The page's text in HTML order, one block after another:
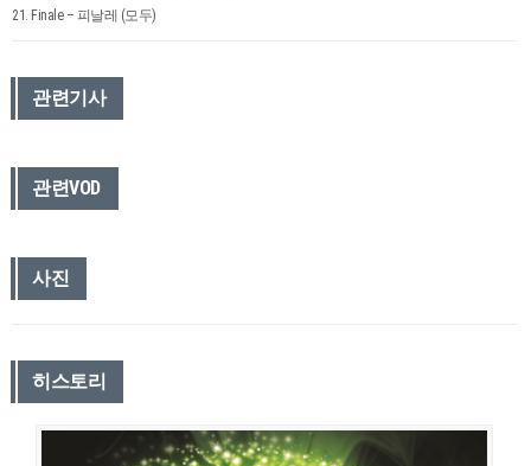
21. Finale – 피날레 (모두)
관련기사
관련VOD
사진
히스토리